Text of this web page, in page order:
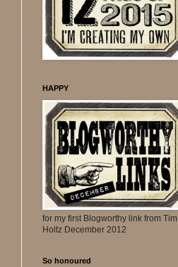
HAPPY
for my first Blogworthy link from Tim
Holtz December 2012
So honoured